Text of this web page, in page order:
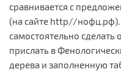
сравнивается с
(на сайте http//нофц.рф).
самостоятельно
прислать в
дерева и заполненную